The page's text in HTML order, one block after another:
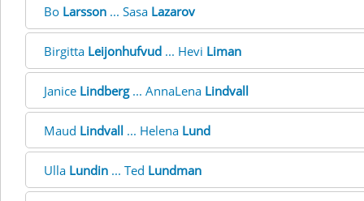
Bo Larsson ... Sasa Lazarov
Birgitta Leijonhufvud ... Hevi Liman
Janice Lindberg... AnnaLena Lindvall
Maud Lindvall ... Helena Lund
Ulla Lundin ... Ted Lundman